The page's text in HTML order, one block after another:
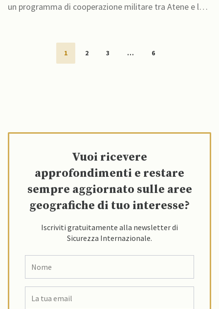
un programma di cooperazione militare tra Atene e lo
1 2 3 … 6
Vuoi ricevere
approfondimenti e restare
sempre aggiornato sulle aree
geografiche di tuo interesse?
Iscriviti gratuitamente alla newsletter di
Sicurezza Internazionale.